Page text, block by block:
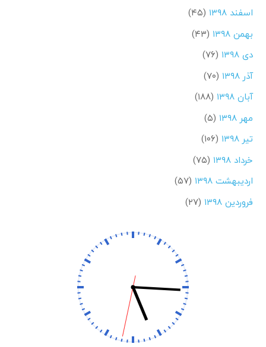
اسفند ۱۳۹۸
(۴۵)
بهمن ۱۳۹۸
(۴۳)
دی ۱۳۹۸
(۷۶)
آذر ۱۳۹۸
(۷۰)
آبان ۱۳۹۸
(۱۸۸)
مهر ۱۳۹۸
(۵)
تیر ۱۳۹۸
(۱۰۶)
خرداد ۱۳۹۸
(۷۵)
اردیبهشت ۱۳۹۸
(۵۷)
فروردین ۱۳۹۸
(۲۷)